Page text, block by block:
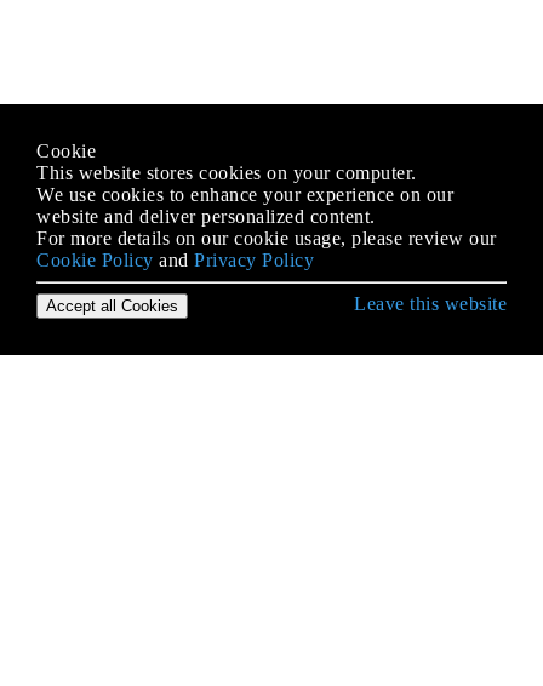
Cookie
This website stores cookies on your computer.
We use cookies to enhance your experience on our
website and deliver personalized content.
For more details on our cookie usage, please review our
Cookie Policy and Privacy Policy
Accept all Cookies Leave this website